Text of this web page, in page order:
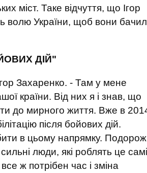
міст. Таке відчуття, що Ігор
волю України, щоб вони
ДІЙ"
Захаренко. - Там у мене
країни. Від них я і знав, що
до мирного життя. Вже в
після бойових дій.
в цьому напрямку. Подорож
люди, які роблять це
ж потрібен час і зміна